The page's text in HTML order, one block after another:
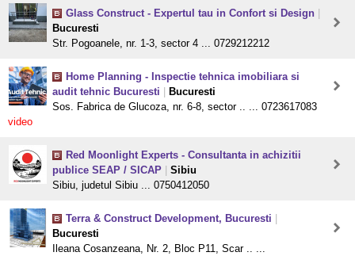
Glass Construct - Expertul tau in Confort si Design
Bucuresti
Str. Pogoanele, nr. 1-3, sector 4 ... 0729212212
Home Planning - Inspectie tehnica imobiliara si
audit tehnic Bucuresti
Bucuresti
Sos. Fabrica de Glucoza, nr. 6-8, sector .. ... 0723617083
video
Red Moonlight Experts - Consultanta in achizitii
publice SEAP / SICAP
Sibiu
Sibiu, judetul Sibiu ... 0750412050
Terra & Construct Development, Bucuresti
Bucuresti
Ileana Cosanzeana, Nr. 2, Bloc P11, Scar .. ...